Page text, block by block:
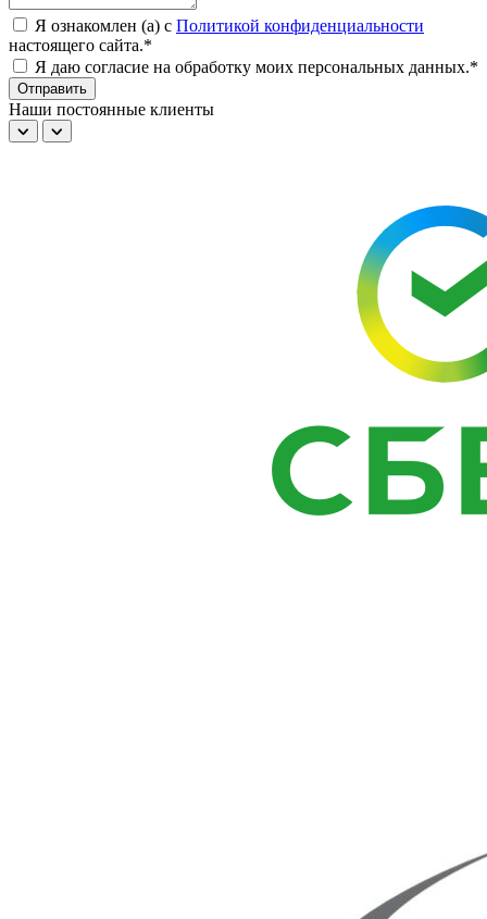
Я ознакомлен (а) с Политикой конфиденциальности
настоящего сайта.*
Я даю согласие на обработку моих персональных данных.*
Отправить
Наши постоянные клиенты